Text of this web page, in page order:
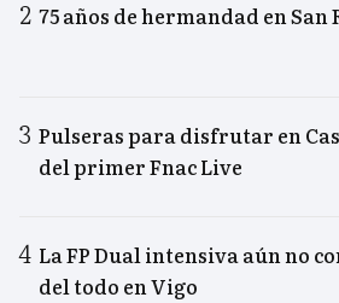
75 años de hermandad en San
Pulseras para disfrutar en
del primer Fnac Live
La FP Dual intensiva aún no
del todo en Vigo